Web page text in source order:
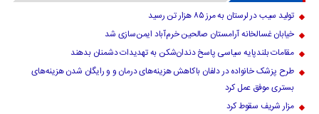
تولید سیب در لرستان به مرز ۸۵ هزار تن رسید
خیابان غسالخانه آرامستان صالحین خرم‌آباد ایمن‌سازی شد
مقامات بلندپایه سیاسی پاسخ دندان‌شکن به تهدیدات دشمنان بدهند
طرح پزشک خانواده در دلفان باکاهش هزینه‌های درمان و و رایگان شدن هزینه‌های
بستری موفق عمل کرد
مزار شریف سقوط کرد